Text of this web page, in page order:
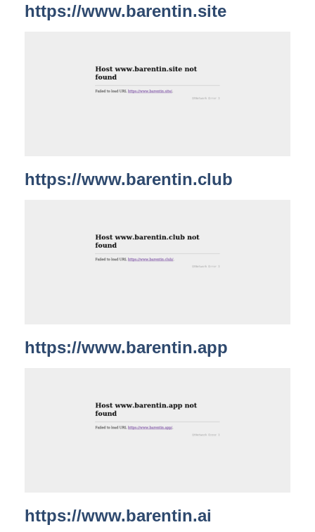
https://www.barentin.site
https://www.barentin.club
https://www.barentin.app
https://www.barentin.ai